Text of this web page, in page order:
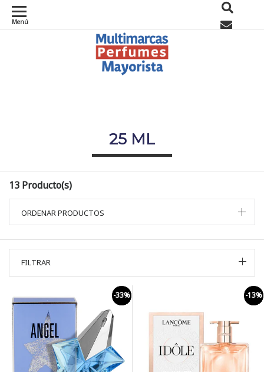
Menú
25 ML
13 Producto(s)
ORDENAR PRODUCTOS
FILTRAR
-33% -13%